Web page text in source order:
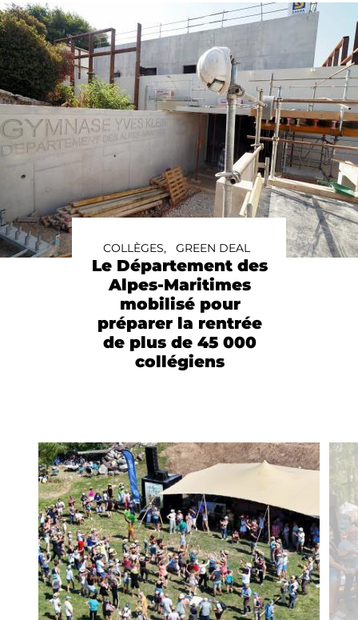
COLLÈGES, GREEN DEAL
Le Département des
Alpes-Maritimes
mobilisé pour
préparer la rentrée
de plus de 45 000
collégiens